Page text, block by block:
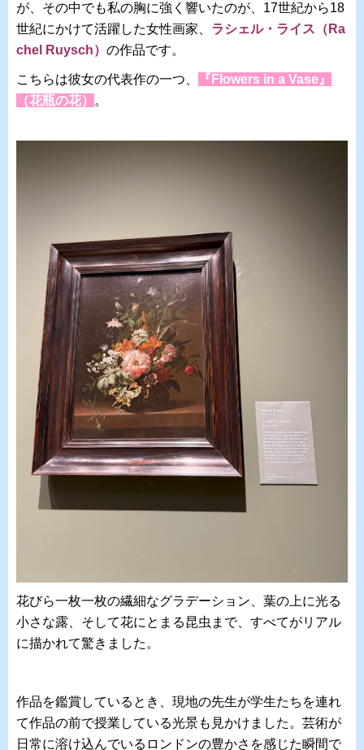
が、その中でも私の胸に強く響いたのが、17世紀から18
世紀にかけて活躍した女性画家、 ラシェル・ライス（Ra
chel Ruysch） の作品です。
こちらは彼女の代表作の一つ、
『Flowers in a Vase』
（花瓶の花）
。
花びら一枚一枚の繊細なグラデーション、葉の上に光る
小さな露、そして花にとまる昆虫まで、すべてがリアル
に描かれて驚きました。
作品を鑑賞しているとき、現地の先生が学生たちを連れ
て作品の前で授業している光景も見かけました。芸術が
日常に溶け込んでいるロンドンの豊かさを感じた瞬間で